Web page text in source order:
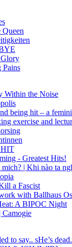
Queen
Pains
Within the Noise
being hit – a
exercise and
- Greatest Hits!
| Khi nào ta
a Fascist
with Ballhaus
A BIPOC Night
to say.. sHe’s dead.